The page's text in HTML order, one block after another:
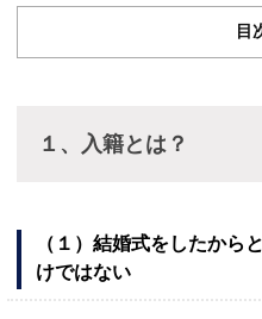
目
１、入籍とは？
（１）結婚式をしたから
けではない